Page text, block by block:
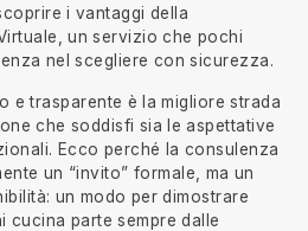
i vantaggi della
un servizio che pochi
nel scegliere con sicurezza.
e trasparente è la migliore strada
che soddisfi sia le aspettative
Ecco perché la consulenza
un “invito” formale, ma un
un modo per dimostrare
cucina parte sempre dalle